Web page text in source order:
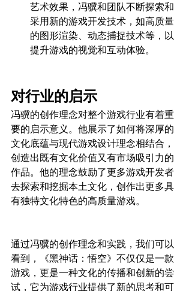
艺术效果，冯骥和团队不断探索和
采用新的游戏开发技术，如高质量
的图形渲染、动态捕捉技术等，以
提升游戏的视觉和互动体验。
对行业的启示
冯骥的创作理念对整个游戏行业有着重
要的启示意义。他展示了如何将深厚的
文化底蕴与现代游戏设计理念相结合，
创造出既有文化价值又有市场吸引力的
作品。他的理念鼓励了更多游戏开发者
去探索和挖掘本土文化，创作出更多具
有独特文化特色的高质量游戏。
通过冯骥的创作理念和实践，我们可以
看到，《黑神话：悟空》不仅仅是一款
游戏，更是一种文化的传播和创新的尝
试，它为游戏行业提供了新的思考和可